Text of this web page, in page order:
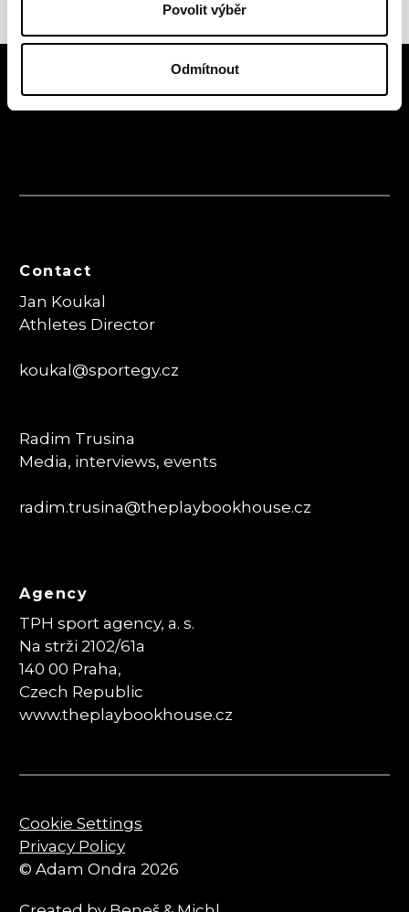
Povolit výběr
Odmítnout
Contact
Jan Koukal
Athletes Director
koukal@sportegy.cz
Radim Trusina
Media, interviews, events
radim.trusina@theplaybookhouse.cz
Agency
TPH sport agency, a. s.
Na strži 2102/61a
140 00 Praha,
Czech Republic
www.theplaybookhouse.cz
Cookie Settings
Privacy Policy
© Adam Ondra 2026